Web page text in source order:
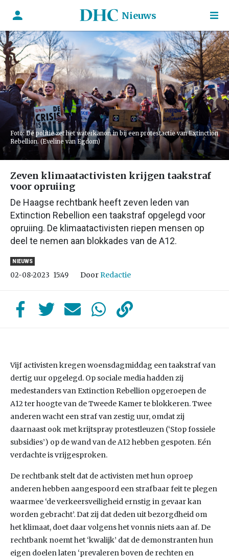
Nieuws
Foto: De politie zet het waterkanon in bij een protestactie van Extinction
Rebellion. (Eveline van Egdom)
Zeven klimaatactivisten krijgen taakstraf
voor opruiing
De Haagse rechtbank heeft zeven leden van
Extinction Rebellion een taakstraf opgelegd voor
opruiing. De klimaatactivisten riepen mensen op
deel te nemen aan blokkades van de A12.
NIEUWS
02-08-2023 15:49 DoorRedactie
Vijf activisten kregen woensdagmiddag een taakstraf van
dertig uur opgelegd. Op sociale media hadden zij
medestanders van Extinction Rebellion opgeroepen de
A12 ter hoogte van de Tweede Kamer te blokkeren. Twee
anderen wacht een straf van zestig uur, omdat zij
daarnaast ook met krijtspray protestleuzen (‘Stop fossiele
subsidies’) op de wand van de A12 hebben gespoten. Eén
verdachte is vrijgesproken.
De rechtbank stelt dat de activisten met hun oproep
anderen hebben aangespoord een strafbaar feit te plegen
waarmee ‘de verkeersveiligheid ernstig in gevaar kan
worden gebracht’. Dat zij dat deden uit bezorgdheid om
het klimaat, doet daar volgens het vonnis niets aan af. De
rechtbank noemt het ‘kwalijk’ dat de demonstranten hun
eigen doelen laten ‘prevaleren boven de rechten en